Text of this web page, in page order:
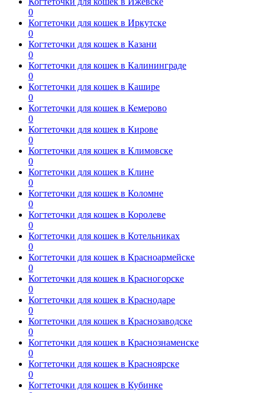
0
Когтеточки для кошек в Иркутске
0
Когтеточки для кошек в Казани
0
Когтеточки для кошек в Калининграде
0
Когтеточки для кошек в Кашире
0
Когтеточки для кошек в Кемерово
0
Когтеточки для кошек в Кирове
0
Когтеточки для кошек в Климовске
0
Когтеточки для кошек в Клине
0
Когтеточки для кошек в Коломне
0
Когтеточки для кошек в Королеве
0
Когтеточки для кошек в Котельниках
0
Когтеточки для кошек в Красноармейске
0
Когтеточки для кошек в Красногорске
0
Когтеточки для кошек в Краснодаре
0
Когтеточки для кошек в Краснозаводске
0
Когтеточки для кошек в Краснознаменске
0
Когтеточки для кошек в Красноярске
0
Когтеточки для кошек в Кубинке